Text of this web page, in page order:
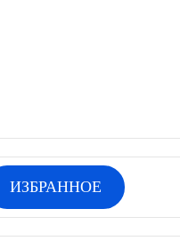
ИЗБРАННОЕ